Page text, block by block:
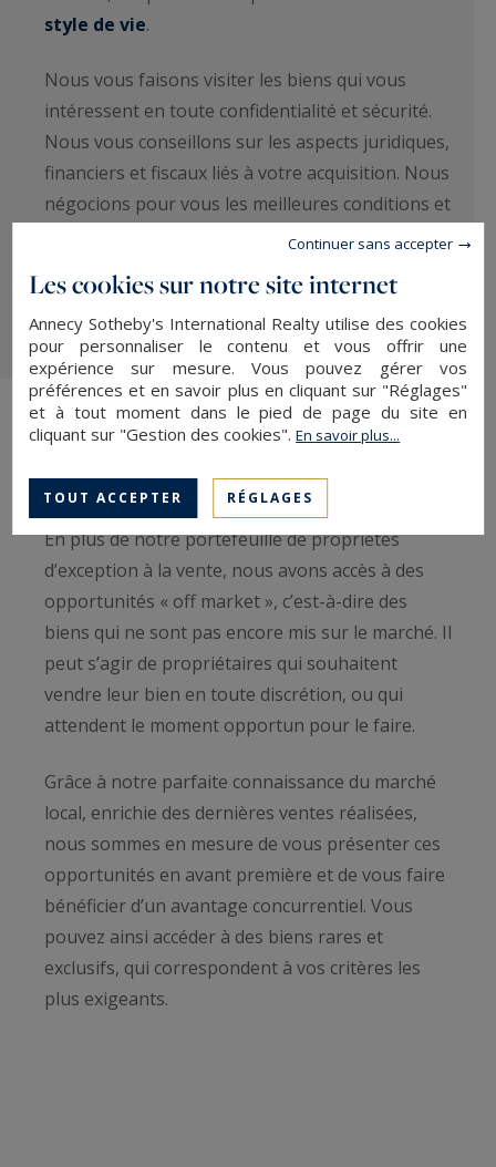
style de vie.
Nous vous faisons visiter les biens qui vous
intéressent en toute confidentialité et sécurité.
Nous vous conseillons sur les aspects juridiques,
financiers et fiscaux liés à votre acquisition. Nous
négocions pour vous les meilleures conditions et
nous vous assistons jusqu’à la signature de l’acte
ainsi toute la sérénité que vous recherchez.
Des opportunités « off market »
exclusives
En plus de notre portefeuille de propriétés
d’exception à la vente, nous avons accès à des
opportunités « off market », c’est-à-dire des
biens qui ne sont pas encore mis sur le marché. Il
peut s’agir de propriétaires qui souhaitent
vendre leur bien en toute discrétion, ou qui
attendent le moment opportun pour le faire.
Grâce à notre parfaite connaissance du marché
local, enrichie des dernières ventes réalisées,
nous sommes en mesure de vous présenter ces
opportunités en avant première et de vous faire
bénéficier d’un avantage concurrentiel. Vous
pouvez ainsi accéder à des biens rares et
exclusifs, qui correspondent à vos critères les
plus exigeants.
Les cookies sur notre site internet
Annecy Sotheby's International Realty utilise des cookies
pour personnaliser le contenu et vous offrir une
expérience sur mesure. Vous pouvez gérer vos
préférences et en savoir plus en cliquant sur "Réglages"
et à tout moment dans le pied de page du site en
cliquant sur "Gestion des cookies".En savoir plus...
TOUT ACCEPTER RÉGLAGES
Continuer sans accepter